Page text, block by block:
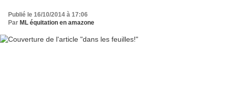
Publié le 16/10/2014 à 17:06
Par ML équitation en amazone